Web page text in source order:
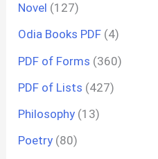
Novel (127)
Odia Books PDF (4)
PDF of Forms (360)
PDF of Lists (427)
Philosophy (13)
Poetry (80)